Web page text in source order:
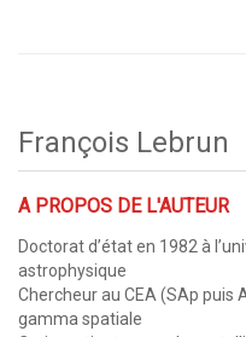
François Lebrun
A PROPOS DE L'AUTEUR
Doctorat d’état en 1982 à
astrophysique
Chercheur au CEA (SAp puis
gamma spatiale